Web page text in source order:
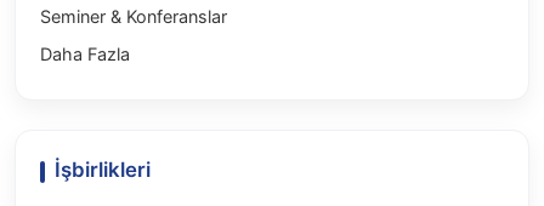
Seminer & Konferanslar
Daha Fazla
İşbirlikleri